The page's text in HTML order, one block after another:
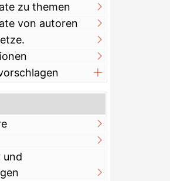
zu themen
von autoren
und